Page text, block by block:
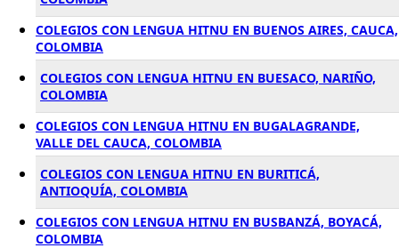
COLEGIOS CON LENGUA HITNU EN BUENOS AIRES, CAUCA,
COLOMBIA
COLEGIOS CON LENGUA HITNU EN BUESACO, NARIÑO,
COLOMBIA
COLEGIOS CON LENGUA HITNU EN BUGALAGRANDE,
VALLE DEL CAUCA, COLOMBIA
COLEGIOS CON LENGUA HITNU EN BURITICÁ,
ANTIOQUÍA, COLOMBIA
COLEGIOS CON LENGUA HITNU EN BUSBANZÁ, BOYACÁ,
COLOMBIA